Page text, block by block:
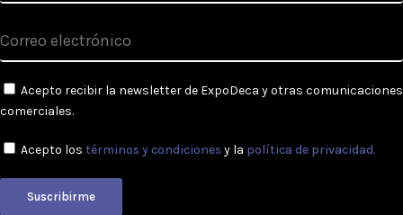
Acepto recibir la newsletter de ExpoDeca y otras comunicaciones
comerciales.
Acepto los términos y condiciones y la política de privacidad.
Suscribirme